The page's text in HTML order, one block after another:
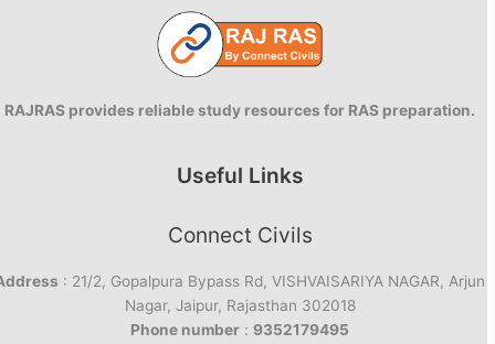
RAJRAS provides reliable study resources for RAS preparation.
Useful Links
Connect Civils
: 21/2, Gopalpura Bypass Rd, VISHVAISARIYA NAGAR, Arjun
Nagar, Jaipur, Rajasthan 302018
Phone number : 9352179495